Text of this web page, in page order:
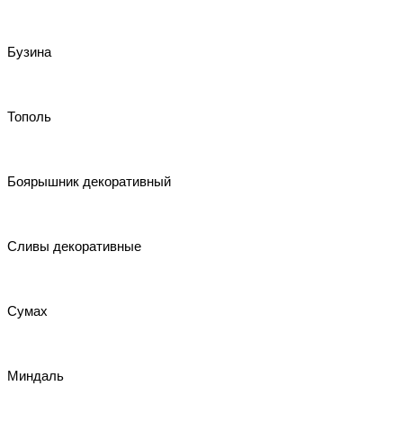
Бузина
Тополь
Боярышник декоративный
Сливы декоративные
Сумах
Миндаль